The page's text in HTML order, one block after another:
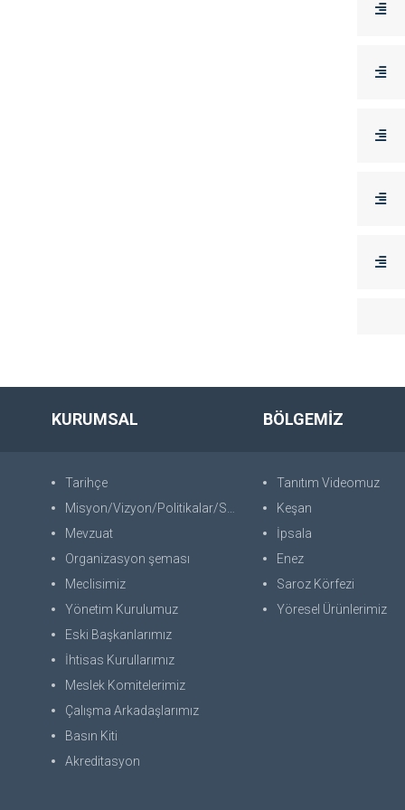
KURUMSAL
Tarihçe
Misyon/Vizyon/Politikalar/SWOT
Mevzuat
Organizasyon şeması
Meclisimiz
Yönetim Kurulumuz
Eski Başkanlarımız
İhtisas Kurullarımız
Meslek Komitelerimiz
Çalışma Arkadaşlarımız
Basın Kiti
Akreditasyon
BÖLGEMİZ
Tanıtım Videomuz
Keşan
İpsala
Enez
Saroz Körfezi
Yöresel Ürünlerimiz